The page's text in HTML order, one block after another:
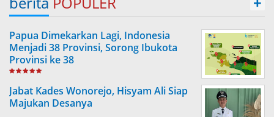
Papua Dimekarkan Lagi, Indonesia
Menjadi 38 Provinsi, Sorong Ibukota
Provinsi ke 38
Jabat Kades Wonorejo, Hisyam Ali Siap
Majukan Desanya